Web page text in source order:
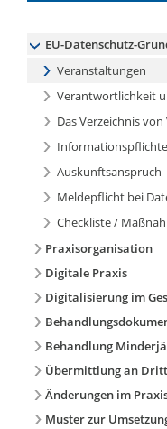
EU-Datenschutz-
Veranstaltungen
Verantwortlichkeit
Das Verzeichnis
Auskunftsanspruch
Meldepflicht bei
Checkliste /
Praxisorganisation
Digitale Praxis
Digitalisierung im
Behandlung
Übermittlung an
Änderungen im
Muster zur